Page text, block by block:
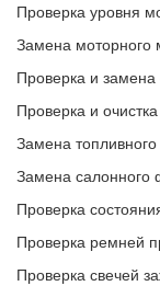
Проверка уровня
Замена моторного
Проверка и
Проверка и
Замена
Замена салонного
Проверка
Проверка ремней
Проверка свечей